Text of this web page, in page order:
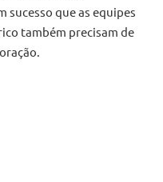
sucesso que as equipes
também precisam de